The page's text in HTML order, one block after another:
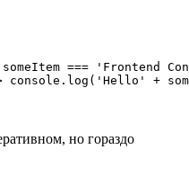
=== 'Frontend
console.log('Hello' +
но гораздо